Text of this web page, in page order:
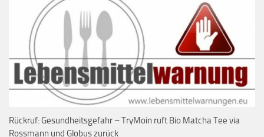
Rückruf: Gesundheitsgefahr – TryMoin ruft Bio Matcha Tee via
Rossmann und Globus zurück